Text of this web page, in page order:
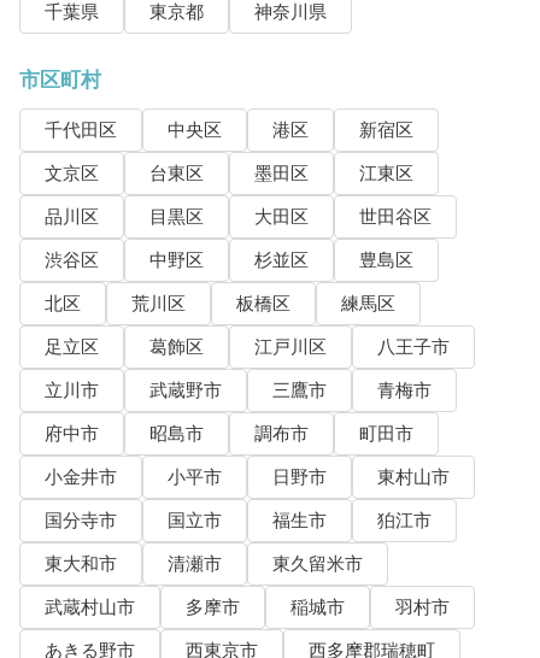
千葉県
東京都 神奈川県
市区町村
千代田区 中央区 港区
新宿区
文京区
台東区 墨田区
江東区
品川区
目黒区 大田区
世田谷区
渋谷区
中野区 杉並区
豊島区
北区
荒川区 板橋区
練馬区
足立区
葛飾区 江戸川区
八王子市
立川市
武蔵野市 三鷹市
青梅市
府中市
昭島市 調布市
町田市
小金井市
小平市 日野市
東村山市
国分寺市
国立市 福生市
狛江市
東大和市
清瀬市
東久留米市
武蔵村山市
多摩市 稲城市
羽村市
あきる野市
西東京市
西多摩郡瑞穂町